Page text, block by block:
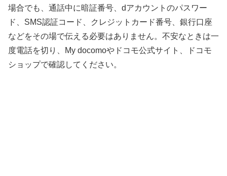
場合でも、通話中に暗証番号、dアカウントのパスワー
ド、SMS認証コード、クレジットカード番号、銀行口座
などをその場で伝える必要はありません。不安なときは一
度電話を切り、My docomoやドコモ公式サイト、ドコモ
ショップで確認してください。